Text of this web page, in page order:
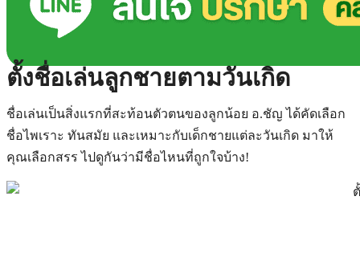
ตั้งชื่อเล่นลูกชายตามวันเกิด
ชื่อเล่นเป็นสิ่งแรกที่สะท้อนตัวตนของลูกน้อย อ.ชัญ ได้คัดเลือก
ชื่อไพเราะ ทันสมัย และเหมาะกับเด็กชายแต่ละวันเกิด มาให้
คุณเลือกสรร ไปดูกันว่ามีชื่อไหนที่ถูกใจบ้าง!